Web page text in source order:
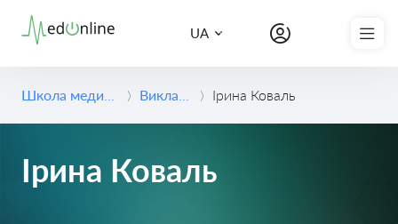
UA
Ірина Коваль
Ірина Коваль